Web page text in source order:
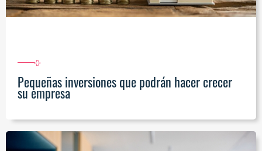
Pequeñas inversiones que podrán hacer crecer
su empresa